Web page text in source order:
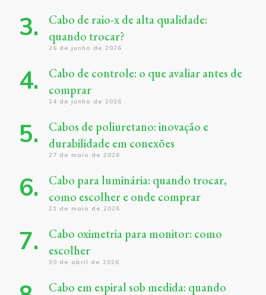
Cabo de raio-x de alta qualidade:
quando trocar?
26 de junho de 2026
Cabo de controle: o que avaliar antes de
comprar
24 de junho de 2026
Cabos de poliuretano: inovação e
durabilidade em conexões
27 de maio de 2026
Cabo para luminária: quando trocar,
como escolher e onde comprar
21 de maio de 2026
Cabo oximetria para monitor: como
escolher
30 de abril de 2026
Cabo em espiral sob medida: quando